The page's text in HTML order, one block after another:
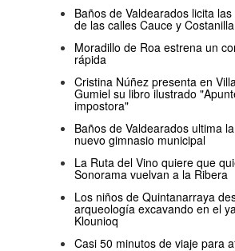
Baños de Valdearados licita
de las calles Cauce y Costanilla
Moradillo de Roa estrena un
rápida
Cristina Núñez presenta en
Gumiel su libro ilustrado
impostora"
Baños de Valdearados ultima
nuevo gimnasio municipal
La Ruta del Vino quiere que
Sonorama vuelvan a la Ribera
Los niños de Quintanarraya
arqueología excavando en el
Klounioq
Casi 50 minutos de viaje para